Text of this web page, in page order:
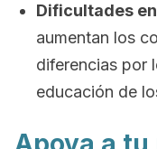
Dificultades
aumentan los
diferencias por
educación de